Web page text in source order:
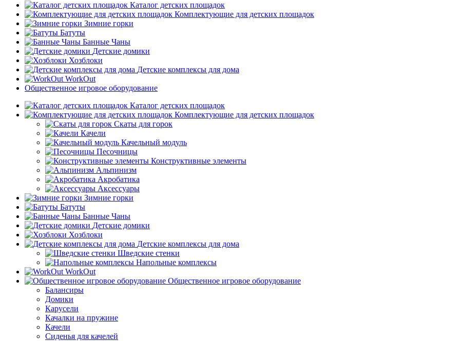
Каталог детских площадок
Комплектующие для детских площадок
Зимние горки
Батуты
Банные Чаны
Детские домики
Хозблоки
Детские комплексы для дома
WorkOut
Общественное игровое оборудование
Каталог детских площадок
Комплектующие для детских площадок
Скаты для горок
Качели
Качельный модуль
Песочницы
Конструктивные элементы
Альпинизм
Акробатика
Аксессуары
Зимние горки
Батуты
Банные Чаны
Детские домики
Хозблоки
Детские комплексы для дома
Шведские стенки
Напольные комплексы
WorkOut
Общественное игровое оборудование
Балансиры
Домики
Карусели
Качалки на пружине
Качели
Сиденья для качелей